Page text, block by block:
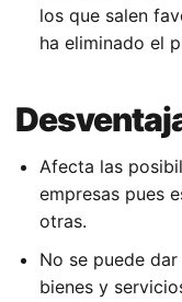
los que salen
ha eliminado el
Afecta las
empresas pues
otras.
No se puede dar
bienes y